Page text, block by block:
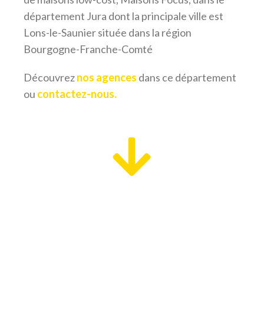
département Jura dont la principale ville est
Lons-le-Saunier située dans la région
Bourgogne-Franche-Comté
Découvreznos agences dans ce département
ou contactez-nous.